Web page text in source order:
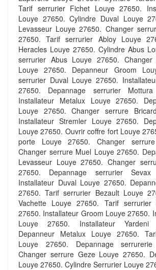
Tarif serrurier Fichet Louye 27650.
Louye 27650. Cylindre Duval Louye
Levasseur Louye 27650. Changer
27650. Tarif serrurier Abloy Louye
Heracles Louye 27650. Cylindre Abus
serrurier Abus Louye 27650. Changer
Louye 27650. Depanneur Groom
serrurier Duval Louye 27650.
27650. Depannage serrurier
Installateur Metalux Louye 27650.
Louye 27650. Changer serrure
Installateur Stremler Louye 27650.
Louye 27650. Ouvrir coffre fort Louye
porte Louye 27650. Changer
Changer serrure Muel Louye 27650.
Levasseur Louye 27650. Changer
27650. Depannage serrurier
Installateur Duval Louye 27650.
27650. Tarif serrurier Bezault Louye
Vachette Louye 27650. Tarif serrurier
27650. Installateur Groom Louye 27650.
Louye 27650. Installateur Yardeni
Depanneur Metalux Louye 27650.
Louye 27650. Depannage
Changer serrure Geze Louye 27650.
Louye 27650. Cylindre Serrurier Louye